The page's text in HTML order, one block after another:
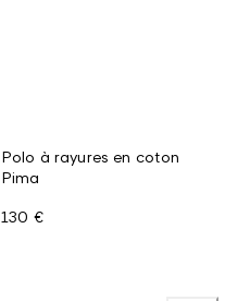
Polo à rayures en coton
Pima
130 €